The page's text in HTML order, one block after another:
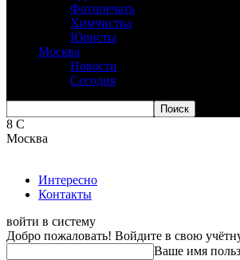
Фотопечать
Химчистка
Юристы
Москва
Новости
Сегодня
8 C
Москва
Интересно
Контакты
войти в систему
Добро пожаловать! Войдите в свою
Ваше имя